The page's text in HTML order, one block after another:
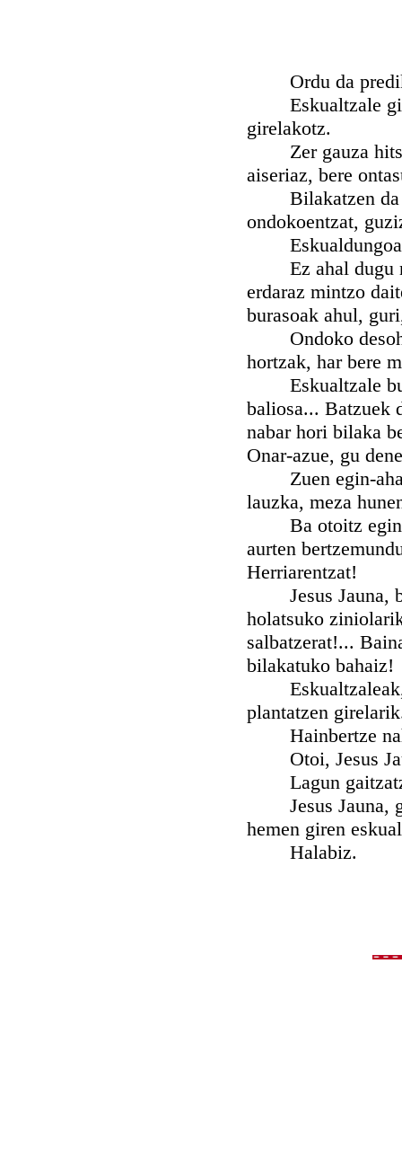
Ordu da
Eskualtzale
girelakotz.
Zer gauza hitsa
aiseriaz, bere
Bilakatzen da
ondokoentzat,
Eskualdungoa
Ez ahal dugu
erdaraz mintzo
burasoak ahul,
Ondoko
hortzak, har bere
Eskualtzale
baliosa... Batzuek
nabar hori bilaka
Onar-azue, gu
Zuen egin-ahal
lauzka, meza
Ba otoitz
aurten
Herriarentzat!
Jesus Jauna,
holatsuko
salbatzerat!...
bilakatuko bahaiz!
Eskualtzaleak,
plantatzen
Hainbertze
Otoi, Jesus
Lagun
Jesus Jauna,
hemen giren
Halabiz.